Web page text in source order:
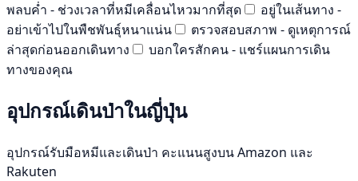
พลบค่ำ - ช่วงเวลาที่หมีเคลื่อนไหวมากที่สุด
อยู่ในเส้นทาง -
อย่าเข้าไปในพืชพันธุ์หนาแน่น
ตรวจสอบสภาพ - ดูเหตุการณ์
ล่าสุดก่อนออกเดินทาง
บอกใครสักคน - แชร์แผนการเดิน
ทางของคุณ
อุปกรณ์เดินป่าในญี่ปุ่น
อุปกรณ์รับมือหมีและเดินป่า คะแนนสูงบน Amazon และ
Rakuten